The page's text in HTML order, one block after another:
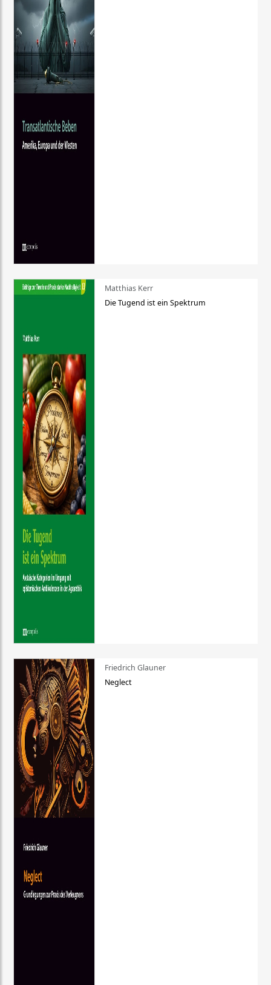
Matthias Kerr
Die Tugend ist ein Spektrum
Friedrich Glauner
Neglect